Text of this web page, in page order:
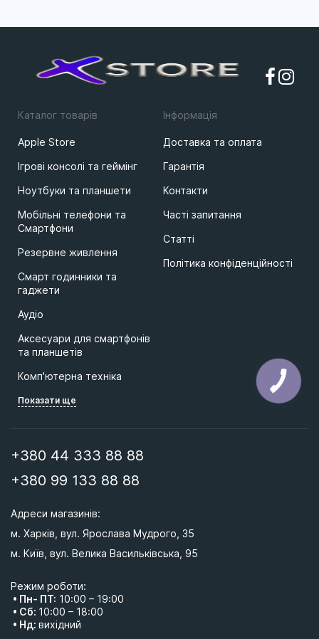
Каталог товарів
Apple Store
Ігрові консолі та геймінг
Ноутбуки та планшети
Мобільні телефони та
Смартфони
Резервне живлення
Смарт годинники та
гаджети
Аудіо
Аксесуари для смартфонів
та планшетів
Комп'ютерна техніка
Показати ще
Iнформацiя
Доставка та оплата
Гарантія
Контакти
Часті запитання
Статті
Політика конфіденційності
+380 44 333 88 88
+380 99 133 88 88
Адреси магазинів:
м. Харків, вул. Ярослава Мудрого, 35
м. Київ, вул. Велика Васильківська, 95
Режим роботи:
• Пн- ПТ: 10:00 – 19:00
• Сб: 10:00 – 18:00
• Нд: вихідний